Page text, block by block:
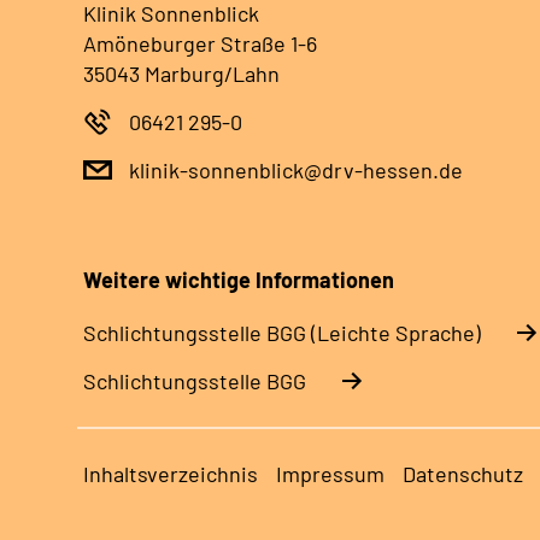
Klinik Sonnenblick
Amöneburger Straße 1-6
35043 Marburg/Lahn
06421 295-0
klinik-sonnenblick@drv-hessen.de
Weitere wichtige Informationen
Schlich­tungs­stel­le BGG (Leichte Sprache)
Schlich­tungs­stel­le BGG
Inhaltsverzeichnis Impressum Datenschutz